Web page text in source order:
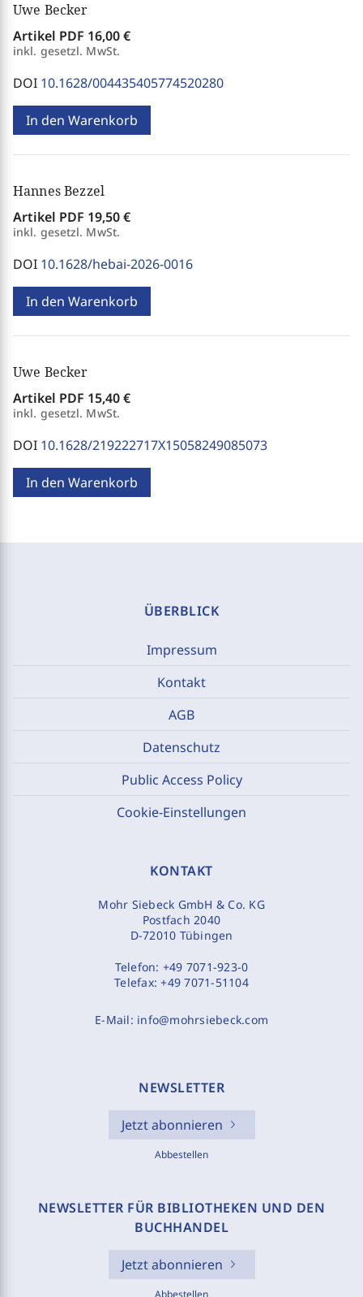
Uwe Becker
Artikel PDF 16,00 €
inkl. gesetzl. MwSt.
DOI 10.1628/004435405774520280
In den Warenkorb
Hannes Bezzel
Artikel PDF 19,50 €
inkl. gesetzl. MwSt.
DOI 10.1628/hebai-2026-0016
In den Warenkorb
Uwe Becker
Artikel PDF 15,40 €
inkl. gesetzl. MwSt.
DOI 10.1628/219222717X15058249085073
In den Warenkorb
ÜBERBLICK
Impressum
Kontakt
AGB
Datenschutz
Public Access Policy
Cookie-Einstellungen
KONTAKT
Mohr Siebeck GmbH & Co. KG
Postfach 2040
D-72010 Tübingen
Telefon: +49 7071-923-0
Telefax:+49 7071-51104
E-Mail: info@mohrsiebeck.com
NEWSLETTER
Jetzt abonnieren
Abbestellen
NEWSLETTER FÜR BIBLIOTHEKEN UND DEN
BUCHHANDEL
Jetzt abonnieren
Abbestellen